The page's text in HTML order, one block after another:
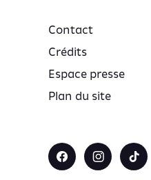
Contact
Crédits
Espace presse
Plan du site